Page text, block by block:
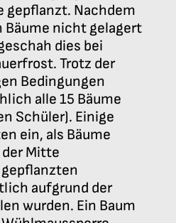
gepflanzt. Nachdem
Bäume nicht gelagert
dies bei
Trotz der
Bedingungen
alle 15 Bäume
Schüler). Einige
ein, als Bäume
der Mitte
aufgrund der
wurden. Ein Baum